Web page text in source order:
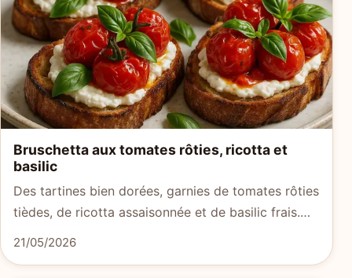
Bruschetta aux tomates rôties, ricotta et
basilic
Des tartines bien dorées, garnies de tomates rôties
tièdes, de ricotta assaisonnée et de basilic frais.…
21/05/2026